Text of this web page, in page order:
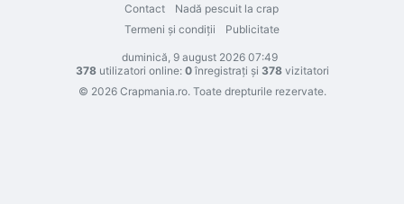
Contact
Nadă pescuit la crap
Termeni şi condiţii
Publicitate
duminică, 9 august 2026 07:49
378utilizatori online: 0înregistraţi şi 378vizitatori
© 2026 Crapmania.ro. Toate drepturile rezervate.